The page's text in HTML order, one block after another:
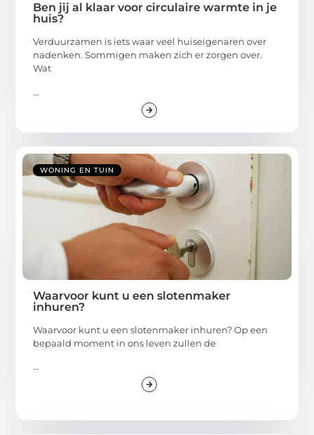
Ben jij al klaar voor circulaire warmte in je
huis?
Verduurzamen is iets waar veel huiseigenaren over
nadenken. Sommigen maken zich er zorgen over.
Wat
...
WONING EN TUIN
Waarvoor kunt u een slotenmaker
inhuren?
Waarvoor kunt u een slotenmaker inhuren? Op een
bepaald moment in ons leven zullen de
...